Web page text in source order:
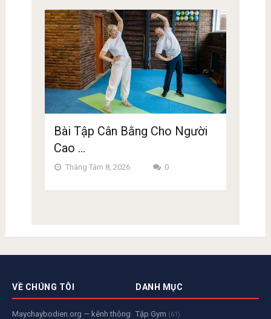
Bài Tập Cân Bằng Cho Người
Cao …
Tháng Tám 8, 2026 0
VỀ CHÚNG TÔI
Maychaybodien.org — kênh thông
DANH MỤC
Tập Gym (61)